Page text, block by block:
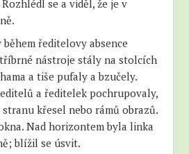
se a viděl, že je v
ředitelovy absence
nástroje stály na stolcích
a tiše pufaly a bzučely.
a ředitelek pochrupovaly,
křesel nebo rámů obrazů.
Nad horizontem byla linka
blížil se úsvit.